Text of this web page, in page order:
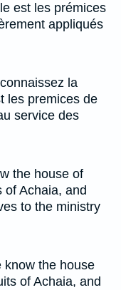
est les prémices
appliqués
la
les premices de
service des
the house of
of Achaia, and
to the ministry
know the house
of Achaia, and